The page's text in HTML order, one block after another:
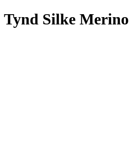
Tynd Silke Merino